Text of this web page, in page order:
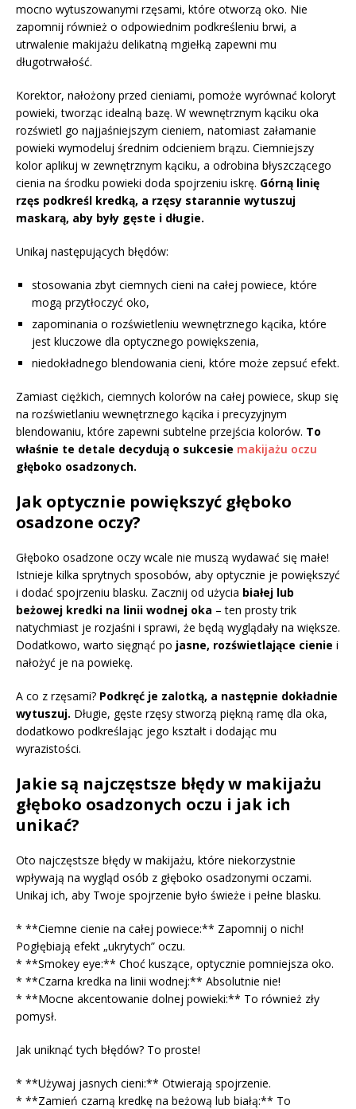
mocno wytuszowanymi rzęsami, które otworzą oko. Nie
zapomnij również o odpowiednim podkreśleniu brwi, a
utrwalenie makijażu delikatną mgiełką zapewni mu
długotrwałość.
Korektor, nałożony przed cieniami, pomoże wyrównać koloryt
powieki, tworząc idealną bazę. W wewnętrznym kąciku oka
rozświetl go najjaśniejszym cieniem, natomiast załamanie
powieki wymodeluj średnim odcieniem brązu. Ciemniejszy
kolor aplikuj w zewnętrznym kąciku, a odrobina błyszczącego
cienia na środku powieki doda spojrzeniu iskrę. Górną linię
rzęs podkreśl kredką, a rzęsy starannie wytuszuj
maskarą, aby były gęste i długie.
Unikaj następujących błędów:
stosowania zbyt ciemnych cieni na całej powiece, które
mogą przytłoczyć oko,
zapominania o rozświetleniu wewnętrznego kącika, które
jest kluczowe dla optycznego powiększenia,
niedokładnego blendowania cieni, które może zepsuć efekt.
Zamiast ciężkich, ciemnych kolorów na całej powiece, skup się
na rozświetlaniu wewnętrznego kącika i precyzyjnym
blendowaniu, które zapewni subtelne przejścia kolorów. To
właśnie te detale decydują o sukcesie makijażu oczu
głęboko osadzonych.
Jak optycznie powiększyć głęboko
osadzone oczy?
Głęboko osadzone oczy wcale nie muszą wydawać się małe!
Istnieje kilka sprytnych sposobów, aby optycznie je powiększyć
i dodać spojrzeniu blasku. Zacznij od użycia białej lub
beżowej kredki na linii wodnej oka – ten prosty trik
natychmiast je rozjaśni i sprawi, że będą wyglądały na większe.
Dodatkowo, warto sięgnąć po jasne, rozświetlające cienie i
nałożyć je na powiekę.
A co z rzęsami? Podkręć je zalotką, a następnie dokładnie
wytuszuj. Długie, gęste rzęsy stworzą piękną ramę dla oka,
dodatkowo podkreślając jego kształt i dodając mu
wyrazistości.
Jakie są najczęstsze błędy w makijażu
głęboko osadzonych oczu i jak ich
unikać?
Oto najczęstsze błędy w makijażu, które niekorzystnie
wpływają na wygląd osób z głęboko osadzonymi oczami.
Unikaj ich, aby Twoje spojrzenie było świeże i pełne blasku.
* **Ciemne cienie na całej powiece:** Zapomnij o nich!
Pogłębiają efekt „ukrytych” oczu.
* **Smokey eye:** Choć kuszące, optycznie pomniejsza oko.
* **Czarna kredka na linii wodnej:** Absolutnie nie!
* **Mocne akcentowanie dolnej powieki:** To również zły
pomysł.
Jak uniknąć tych błędów? To proste!
* **Używaj jasnych cieni:** Otwierają spojrzenie.
* **Zamień czarną kredkę na beżową lub białą:** To